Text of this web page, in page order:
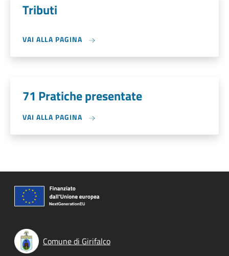
Tributi
VAI ALLA PAGINA
71 Pratiche presentate
VAI ALLA PAGINA
Comune di Girifalco